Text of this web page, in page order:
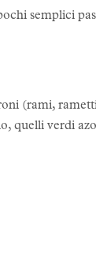
semplici
(rami,
quelli verdi